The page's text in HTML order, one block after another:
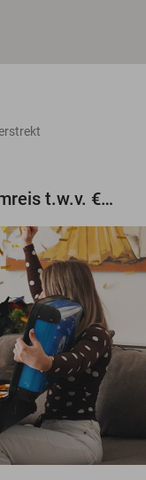
Maak gratis kans op een droomreis t.w.v. €3.000!